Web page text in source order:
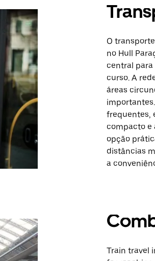
O
no Hull
central
curso. A
áreas
frequentes,
compacto e
opção
distâncias
a
Train travel